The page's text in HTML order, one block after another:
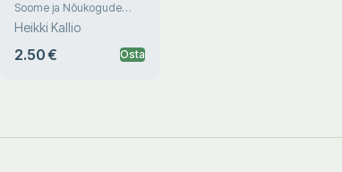
Soome ja Nõukogude
Eesti teadusliku koostöö
algus pärast Teist
maailmasõda
Heikki Kallio
2.50 € Osta